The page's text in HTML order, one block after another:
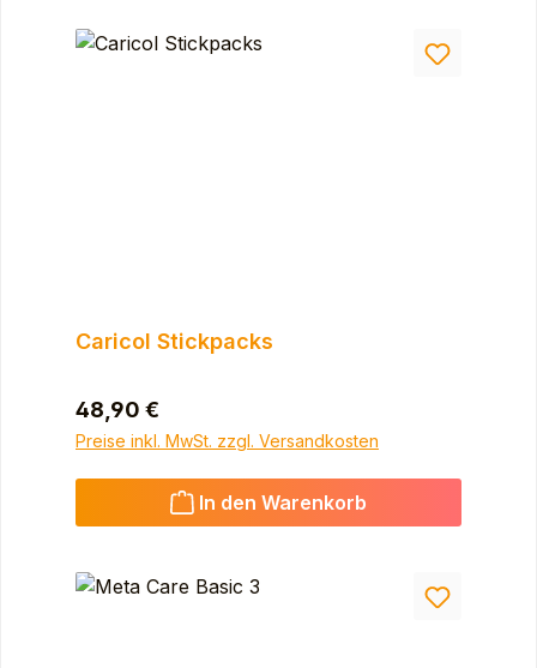
Caricol Stickpacks
Regulärer Preis:
48,90 €
Preise inkl. MwSt. zzgl. Versandkosten
In den Warenkorb